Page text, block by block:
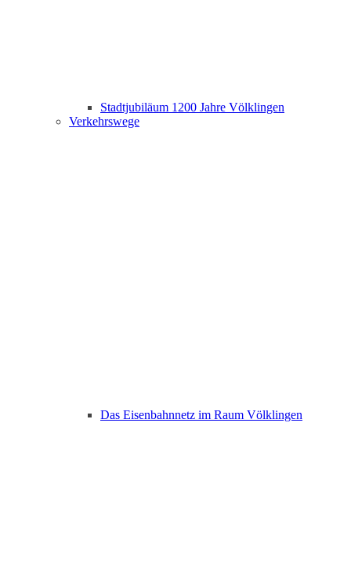
Stadtjubiläum 1200 Jahre Völklingen
Verkehrswege
Das Eisenbahnnetz im Raum Völklingen